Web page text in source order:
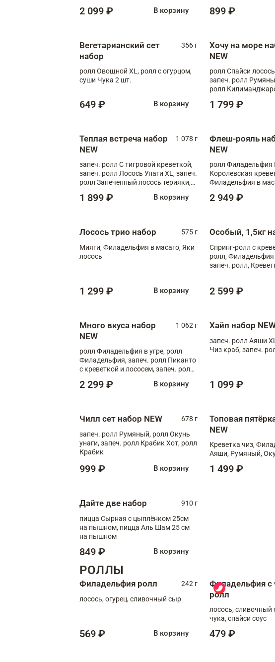
2 099 ₽ В корзину 899 ₽
Вегетарианский сет
набор
356 г
ролл Овощной XL, ролл с огурцом,
суши Чука 2 шт.
649 ₽ В корзину
Хочу на море
NEW
ролл Спайси
запеч. ролл
ролл
1 799 ₽
Теплая встреча набор
NEW
1 078 г
запеч. ролл С тигровой креветкой,
запеч. ролл Лосось Унаги XL, запеч.
ролл Запеченный лосось терияки,
1 899 ₽ В корзину
Флеш-рояль
NEW
ролл Филадельфия
Королевская
Филадельфия в
Тигровая креветка
2 949 ₽
Лосось трио набор
575 г
Мияги, Филадельфия в масаго, Яки
лосось
1 299 ₽ В корзину
Особый, 1,5кг
Спринг-ролл с
ролл,
запеч. ролл,
2 599 ₽
Много вкуса набор
NEW
1 062 г
ролл Филадельфия в угре, ролл
Филадельфия, запеч. ролл Пиканто
с креветкой и лососем, запеч. ролл
2 299 ₽ В корзину
Хайп набор
запеч. ролл Аяши
Чиз краб, запеч.
1 099 ₽
Чилл сет набор NEW
678 г
запеч. ролл Румяный, ролл Окунь
унаги, запеч. ролл Крабик Хот, ролл
Крабик
999 ₽ В корзину
Топовая
NEW
Креветка чиз,
Аяши, Румяный,
1 499 ₽
Дайте две набор
910 г
пицца Сырная с цыплёнком 25см
на пышном, пицца Аль Шам 25 см
на пышном
849 ₽ В корзину
РОЛЛЫ
Филадельфия ролл
242 г
лосось, огурец, сливочный сыр
569 ₽ В корзину
Филадельфия с
ролл
лосось, сливочный
чука, спайси соус
479 ₽